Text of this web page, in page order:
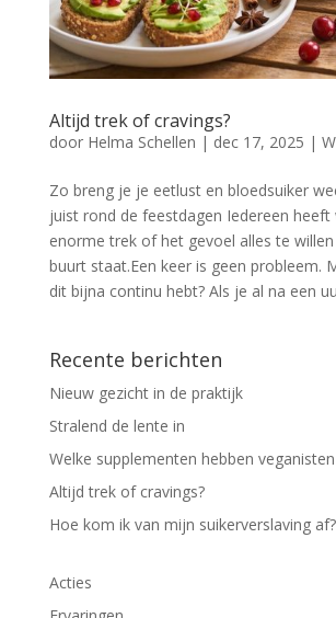
Altijd trek of cravings?
door Helma Schellen | dec 17, 2025 |
Zo breng je je eetlust en bloedsuiker
juist rond de feestdagen Iedereen heeft
enorme trek of het gevoel alles te
buurt staat.Een keer is geen probleem.
dit bijna continu hebt? Als je al na een
Recente berichten
Nieuw gezicht in de praktijk
Stralend de lente in
Welke supplementen hebben
Altijd trek of cravings?
Hoe kom ik van mijn suikerverslaving af?
Acties